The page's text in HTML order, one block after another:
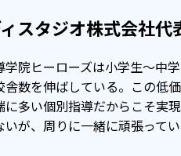
ることで、テストごとに自
キュラムを作成し、テストの
もらえない可能性がある。
スタジオ株式会社代
学院ヒーローズは小学生〜中
舎数を伸ばしている。この低
に多い個別指導だからこそ実
いが、周りに一緒に頑張って